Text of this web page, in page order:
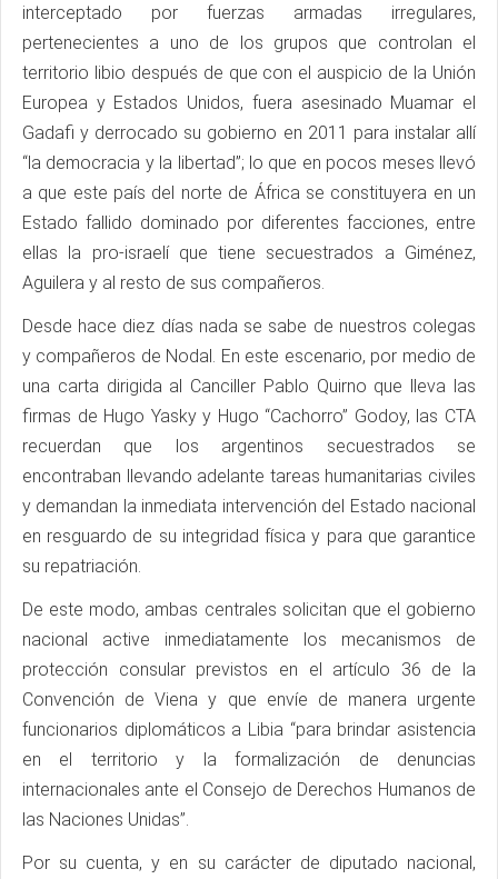
interceptado por fuerzas armadas irregulares,
pertenecientes a uno de los grupos que controlan el
territorio libio después de que con el auspicio de la Unión
Europea y Estados Unidos, fuera asesinado Muamar el
Gadafi y derrocado su gobierno en 2011 para instalar allí
“la democracia y la libertad”; lo que en pocos meses llevó
a que este país del norte de África se constituyera en un
Estado fallido dominado por diferentes facciones, entre
ellas la pro-israelí que tiene secuestrados a Giménez,
Aguilera y al resto de sus compañeros.
Desde hace diez días nada se sabe de nuestros colegas
y compañeros de Nodal. En este escenario, por medio de
una carta dirigida al Canciller Pablo Quirno que lleva las
firmas de Hugo Yasky y Hugo “Cachorro” Godoy, las CTA
recuerdan que los argentinos secuestrados se
encontraban llevando adelante tareas humanitarias civiles
y demandan la inmediata intervención del Estado nacional
en resguardo de su integridad física y para que garantice
su repatriación.
De este modo, ambas centrales solicitan que el gobierno
nacional active inmediatamente los mecanismos de
protección consular previstos en el artículo 36 de la
Convención de Viena y que envíe de manera urgente
funcionarios diplomáticos a Libia “para brindar asistencia
en el territorio y la formalización de denuncias
internacionales ante el Consejo de Derechos Humanos de
las Naciones Unidas”.
Por su cuenta, y en su carácter de diputado nacional,